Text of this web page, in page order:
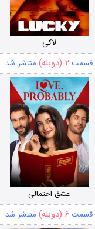
لاکی
قسمت ۲ (دوبله) منتشر شد
عشق احتمالی
قسمت ۶ (دوبله) منتشر شد